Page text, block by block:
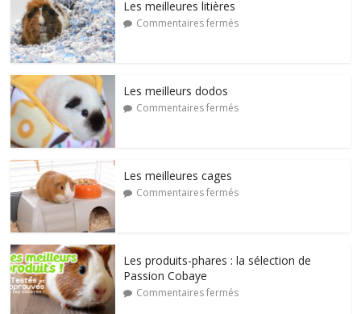
Les meilleures litières
Commentaires fermés
Les meilleurs dodos
Commentaires fermés
Les meilleures cages
Commentaires fermés
Les produits-phares : la sélection de
Passion Cobaye
Commentaires fermés